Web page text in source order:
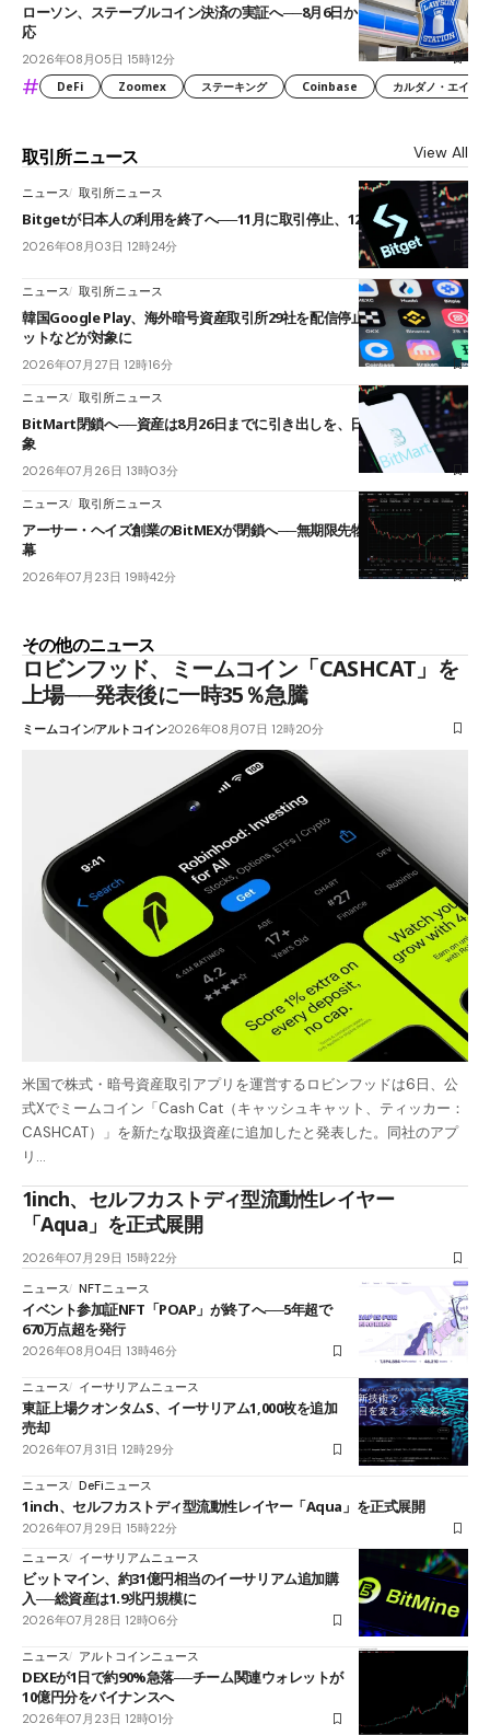
ローソン、ステーブルコイン決済の実証へ──8月6日からJPYCやUSDC対
応
2026年08月05日 15時12分
# DeFi Zoomex ステーキング Coinbase カルダノ・エイ
取引所ニュース View All
ニュース 取引所ニュース
Bitgetが日本人の利用を終了へ──11月に取引停止、12月末に強制決済
2026年08月03日 12時24分
ニュース 取引所ニュース
韓国Google Play、海外暗号資産取引所29社を配信停止──OKXやバイビ
ットなどが対象に
2026年07月27日 12時16分
ニュース 取引所ニュース
BitMart閉鎖へ──資産は8月26日までに引き出しを、日本人利用者も対
象
2026年07月26日 13時03分
ニュース 取引所ニュース
アーサー・ヘイズ創業のBitMEXが閉鎖へ──無期限先物を生んだ11年に
幕
2026年07月23日 19時42分
その他のニュース
ロビンフッド、ミームコイン「CASHCAT」を
上場──発表後に一時35％急騰
ミームコインアルトコイン2026年08月07日 12時20分
米国で株式・暗号資産取引アプリを運営するロビンフッドは6日、公
式Xでミームコイン「Cash Cat（キャッシュキャット、ティッカー：
CASHCAT）」を新たな取扱資産に追加したと発表した。同社のアプ
リ…
1inch、セルフカストディ型流動性レイヤー
「Aqua」を正式展開
2026年07月29日 15時22分
ニュース NFTニュース
イベント参加証NFT「POAP」が終了へ──5年超で
670万点超を発行
2026年08月04日 13時46分
ニュース イーサリアムニュース
東証上場クオンタムS、イーサリアム1,000枚を追加
売却
2026年07月31日 12時29分
ニュース DeFiニュース
1inch、セルフカストディ型流動性レイヤー「Aqua」を正式展開
2026年07月29日 15時22分
ニュース
イーサリアムニュース
ビットマイン、約31億円相当のイーサリアム追加購
入──総資産は1.9兆円規模に
2026年07月28日 12時06分
ニュース アルトコインニュース
DEXEが1日で約90%急落──チーム関連ウォレットが
10億円分をバイナンスへ
2026年07月23日 12時01分